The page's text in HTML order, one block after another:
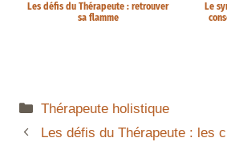
Les défis du Thérapeute : retrouver
sa flamme
Le
Thérapeute holistique
Les défis du Thérapeute : les